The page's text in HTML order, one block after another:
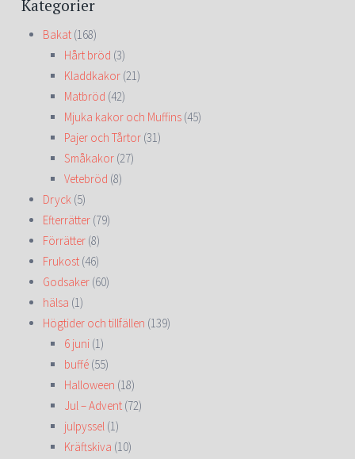
Kategorier
Bakat (168)
Hårt bröd (3)
Kladdkakor (21)
Matbröd (42)
Mjuka kakor och Muffins (45)
Pajer och Tårtor (31)
Småkakor (27)
Vetebröd (8)
Dryck (5)
Efterrätter (79)
Förrätter (8)
Frukost (46)
Godsaker (60)
hälsa (1)
Högtider och tillfällen (139)
6 juni (1)
buffé (55)
Halloween (18)
Jul – Advent (72)
julpyssel (1)
Kräftskiva (10)